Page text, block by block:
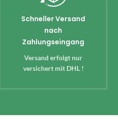
Schneller Versand
nach
Zahlungseingang
Versand erfolgt nur
versichert mit DHL !